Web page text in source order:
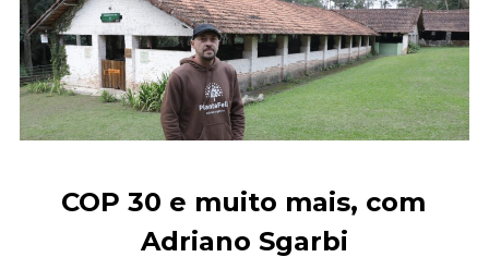
COP 30 e muito mais, com
Adriano Sgarbi